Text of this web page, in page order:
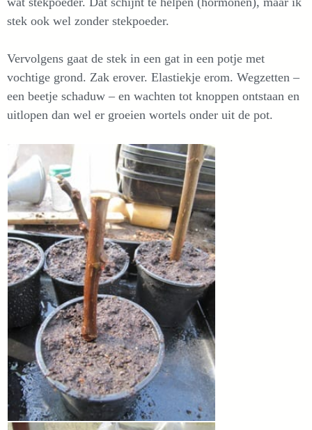
stek ook wel zonder stekpoeder.
Vervolgens gaat de stek in een gat in een potje met
vochtige grond. Zak erover. Elastiekje erom. Wegzetten –
een beetje schaduw – en wachten tot knoppen ontstaan en
uitlopen dan wel er groeien wortels onder uit de pot.